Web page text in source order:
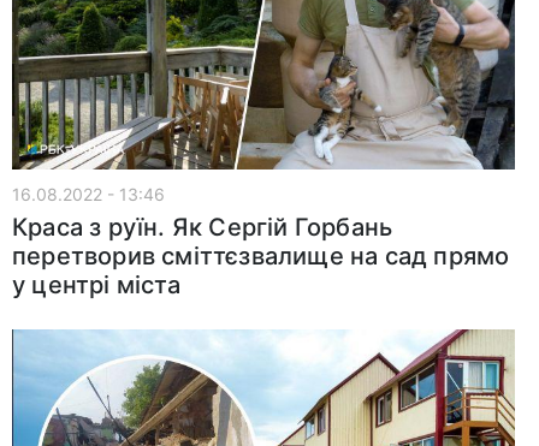
16.08.2022 - 13:46
Краса з руїн. Як Сергій Горбань
перетворив сміттєзвалище на сад прямо
у центрі міста